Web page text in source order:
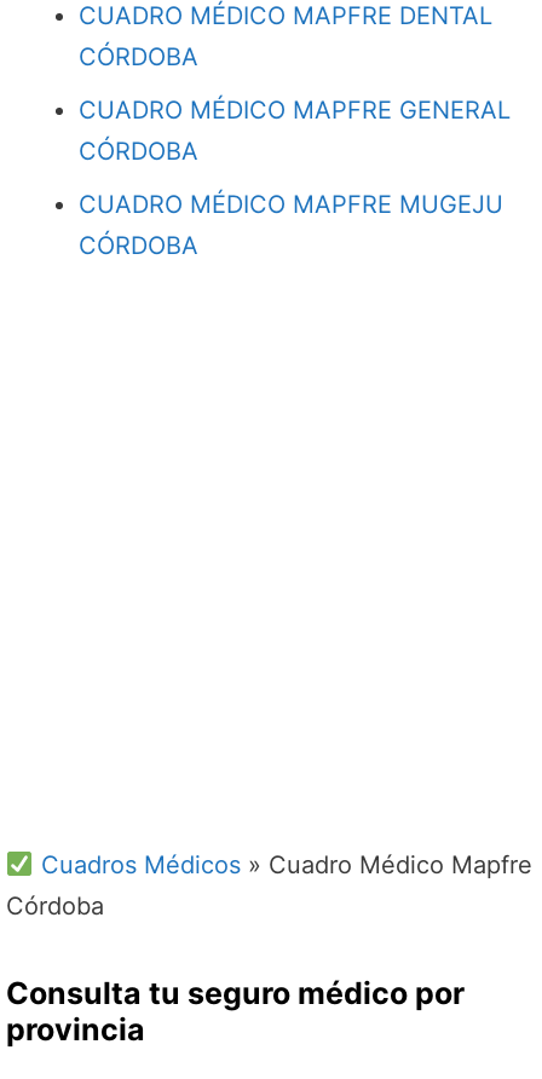
CUADRO MÉDICO MAPFRE DENTAL
CÓRDOBA
CUADRO MÉDICO MAPFRE GENERAL
CÓRDOBA
CUADRO MÉDICO MAPFRE MUGEJU
CÓRDOBA
Cuadros Médicos» Cuadro Médico Mapfre
Córdoba
Consulta tu seguro médico por
provincia